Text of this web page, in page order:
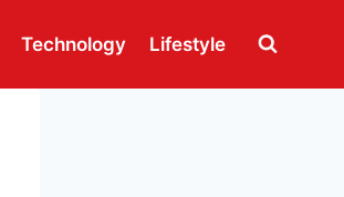
Technology Lifestyle